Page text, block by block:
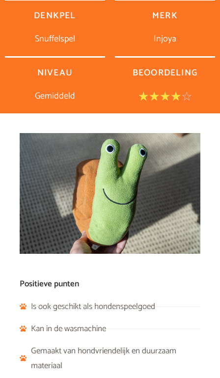
DENKPEL
Snuffelspel
MERK
Injoya
NIVEAU
Gemiddeld
BEOORDELING
☆☆☆☆☆
4
Positieve punten
Is ook geschikt als hondenspeelgoed
Kan in de wasmachine
Gemaakt van hondvriendelijk en duurzaam
materiaal